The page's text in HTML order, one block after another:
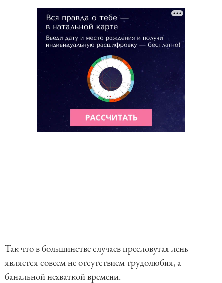
Так что в большинстве случаев пресловутая лень
является совсем не отсутствием трудолюбия, а
банальной нехваткой времени.